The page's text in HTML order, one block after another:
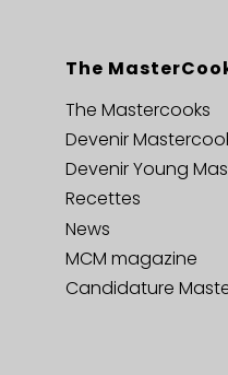
The
The Mastercooks
Devenir
Devenir Young
Recettes
News
MCM magazine
Candidature